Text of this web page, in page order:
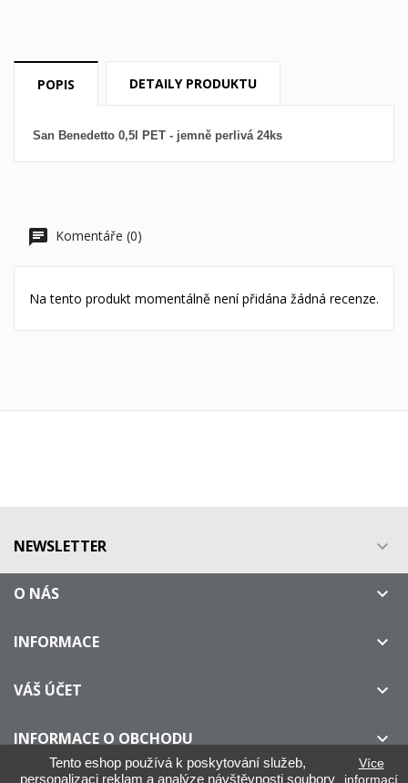
Tento eshop používá k poskytování služeb,
personalizaci reklam a analýze návštěvnosti soubory
Více
informací
POPIS DETAILY PRODUKTU
San Benedetto 0,5l PET - jemně perlivá 24ks
Komentáře (0)
Na tento produkt momentálně není přidána žádná recenze.
NEWSLETTER 
O NÁS 
INFORMACE 
VÁŠ ÚČET 
INFORMACE O OBCHODU 